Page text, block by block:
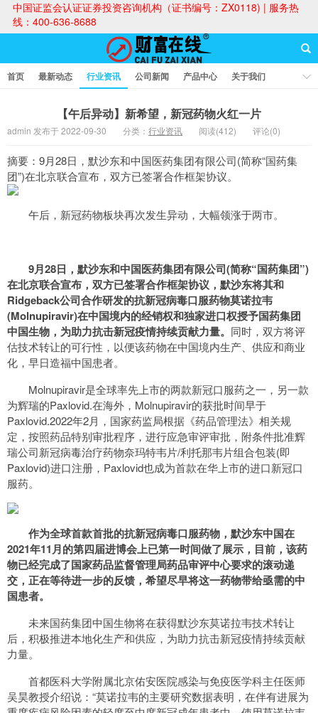
中国证监会认证证券投资咨询机构（证书编号：ZX0118) | 服务热
线：400-636-8688
首页 最新动态 行业资讯 公司新闻 产品中心
关于我们
【午后异动】新希望，新冠药物火红一片
admin 发布于 2022-09-30 分类： 行业资讯 阅读(412) 评论(0)
摘要：9月28日，默沙东和中国医药集团有限公司(简称“国药集
团”)在北京联合宣布，双方已签署合作框架协议。
午后，新冠药物板块再次发生异动，大幅领涨于两市。
9月28日，默沙东和中国医药集团有限公司(简称“国药集团”)
在北京联合宣布，双方已签署合作框架协议，默沙东将其和
Ridgeback公司合作研发的抗新冠病毒口服药物莫诺拉韦
(Molnupiravir)在中国境内的经销权和独家进口权授予国药集团
中国生物，为助力抗击新冠疫情持续贡献力量。 同时，双方将评
估技术转让的可行性，以便该药物在中国境内生产、供应和商业
化，早日造福中国患者。
Molnupiravir是全球率先上市的两款新冠口服药之一，另一款
为辉瑞的Paxlovid.在海外，Molnupiravir的获批时间早于
Paxlovid.2022年2月，国家药监局根据《药品管理法》相关规
定，按照药品特别审批程序，进行应急审评审批，附条件批准辉
瑞公司新冠病毒治疗药物奈玛特韦片/利托那韦片组合包装(即
Paxlovid)进口注册，Paxlovid也成为首款在华上市的进口新冠口
服药。
作为全球首款首批的抗新冠病毒口服药物，默沙东中国在
2021年11月的第四届进博会上已第一时间做了展示，目前，该药
物已经完成了国家药品监督管理局药品审评中心要求的滚动递
交，正在等待进一步的反馈，希望尽早将这一药物带给亟需的中
国患者。
未来国药集团中国生物将在获得默沙东莫诺拉韦技术转让
后，积极推进本地化生产和供应，为助力抗击新冠疫情持续贡献
力量。
首都医科大学附属北京佑安医院感染与免疫医学科主任医师
吴昊教授介绍说：“莫诺拉韦的主要研究数据表明，在伴有进展为